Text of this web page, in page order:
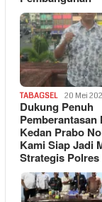
TABAGSEL 20 Mei
Dukung Penuh
Pemberantasan
Kedan Prabo
Kami Siap Jadi
Strategis